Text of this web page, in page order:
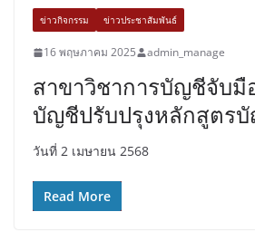
ข่าวกิจกรรม ข่าวประชาสัมพันธ์
16 พฤษภาคม 2025 admin_manage
สาขาวิชาการบัญชีจับมื
บัญชีปรับปรุงหลักสูตร
วันที่ 2 เมษายน 2568
Read More